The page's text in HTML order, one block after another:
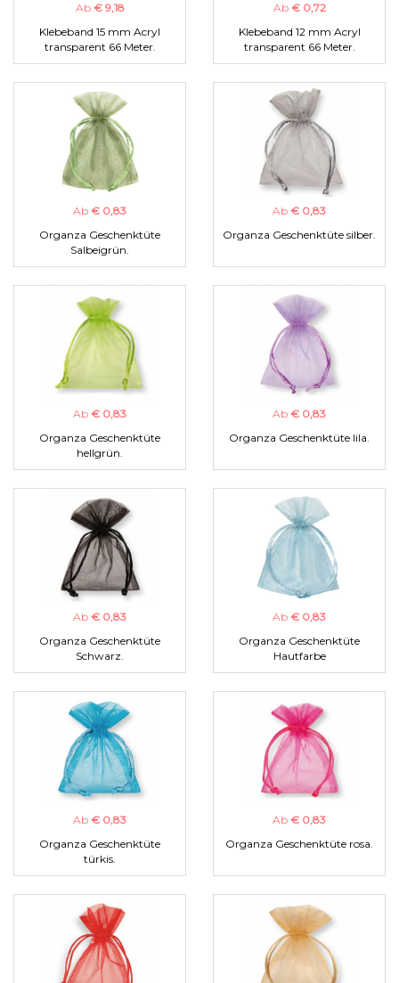
Ab € 9,18
Klebeband 15 mm Acryl
transparent 66 Meter.
Ab € 0,72
Klebeband 12 mm Acryl
transparent 66 Meter.
Ab € 0,83
Organza Geschenktüte
Salbeigrün.
Ab € 0,83
Organza Geschenktüte silber.
Ab € 0,83
Organza Geschenktüte
hellgrün.
Ab € 0,83
Organza Geschenktüte lila.
Ab € 0,83
Organza Geschenktüte
Schwarz.
Ab € 0,83
Organza Geschenktüte
Hautfarbe
Ab € 0,83
Organza Geschenktüte
türkis.
Ab € 0,83
Organza Geschenktüte rosa.